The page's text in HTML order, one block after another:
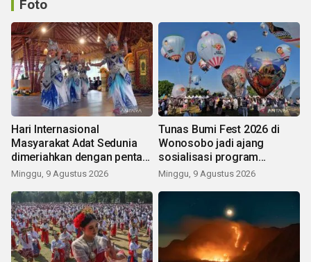
Foto
Hari Internasional
Masyarakat Adat Sedunia
dimeriahkan dengan pentas
seni budaya Bali
Minggu, 9 Agustus 2026
Tunas Bumi Fest 2026 di
Wonosobo jadi ajang
sosialisasi program
pemerintah lewat balon
Minggu, 9 Agustus 2026